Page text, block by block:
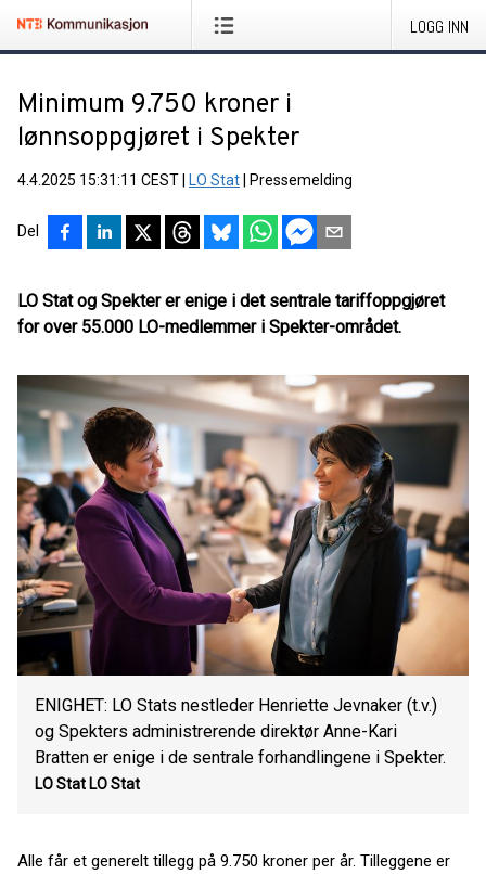
LOGG INN
Minimum 9.750 kroner i
lønnsoppgjøret i Spekter
4.4.2025 15:31:11 CEST LO Stat Pressemelding
Del
LO Stat og Spekter er enige i det sentrale tariffoppgjøret
for over 55.000 LO-medlemmer i Spekter-området.
ENIGHET: LO Stats nestleder Henriette Jevnaker (t.v.)
og Spekters administrerende direktør Anne-Kari
Bratten er enige i de sentrale forhandlingene i Spekter.
LO Stat LO Stat
Alle får et generelt tillegg på 9.750 kroner per år. Tilleggene er